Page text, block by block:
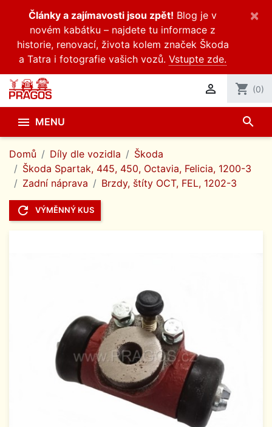
Články a zajímavosti jsou zpět! Blog je v
novém kabátku – najdete tu informace z
historie, renovací, života kolem značek Škoda
a Tatra i fotografie vašich vozů. Vstupte zde.
×
 shopping_cart (0)
 MENU search
Domů Díly dle vozidla
Škoda
Škoda Spartak, 445, 450, Octavia, Felicia, 1200-3
Zadní náprava
Brzdy, štíty OCT, FEL, 1202-3
refresh VÝMĚNNÝ KUS